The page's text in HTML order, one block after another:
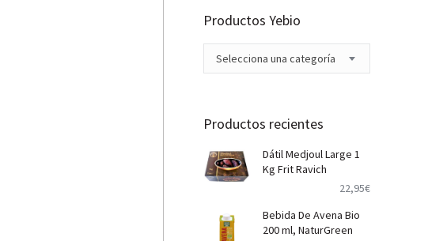
Productos Yebio
Selecciona una categoría
Productos recientes
Dátil Medjoul Large 1
Kg Frit Ravich
22,95€
Bebida De Avena Bio
200 ml, NaturGreen